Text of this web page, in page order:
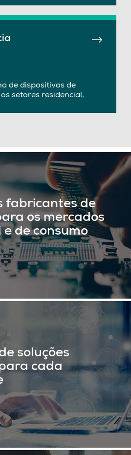
de dispositivos de
setores residencial,
fabricantes de
os mercados
de consumo
soluções
cada